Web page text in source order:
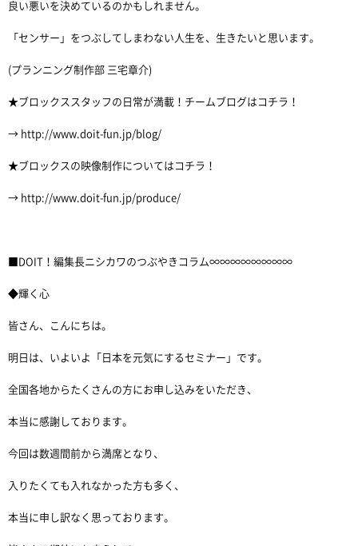
良い悪いを決めているのかもしれません。
「センサー」をつぶしてしまわない人生を、生きたいと思います。
(プランニング制作部 三宅章介)
★ブロックススタッフの日常が満載！チームブログはコチラ！
→ http://www.doit-fun.jp/blog/
★ブロックスの映像制作についてはコチラ！
→ http://www.doit-fun.jp/produce/
■DOIT！編集長ニシカワのつぶやきコラム∞∞∞∞∞∞∞∞
◆輝く心
皆さん、こんにちは。
明日は、いよいよ「日本を元気にするセミナー」です。
全国各地からたくさんの方にお申し込みをいただき、
本当に感謝しております。
今回は数週間前から満席となり、
入りたくても入れなかった方も多く、
本当に申し訳なく思っております。